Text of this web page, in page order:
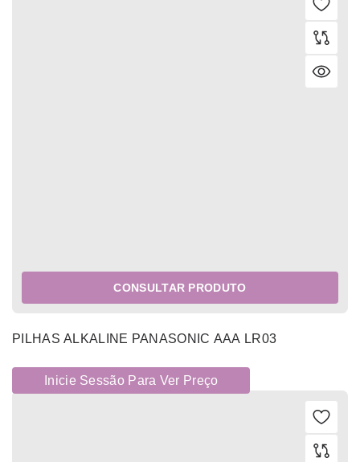
CONSULTAR PRODUTO
PILHAS ALKALINE PANASONIC AAA LR03
Inicie Sessão Para Ver Preço